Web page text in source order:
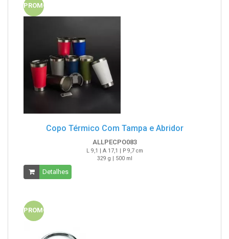
PROMO
Copo Térmico Com Tampa e Abridor
ALLPECPO083
L 9,1 | A 17,1 | P 9,7 cm
329 g | 500 ml
Detalhes
PROMO